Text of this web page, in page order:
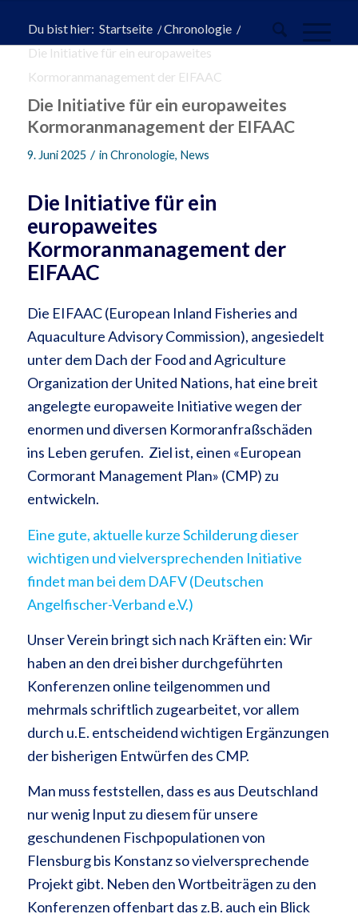
Du bist hier: Startseite /Chronologie /
Die Initiative für ein europaweites
Kormoranmanagement der EIFAAC
Die Initiative für ein europaweites
Kormoranmanagement der EIFAAC
9. Juni 2025 / in Chronologie, News
Die Initiative für ein
europaweites
Kormoranmanagement der
EIFAAC
Die EIFAAC (European Inland Fisheries and
Aquaculture Advisory Commission), angesiedelt
unter dem Dach der Food and Agriculture
Organization der United Nations, hat eine breit
angelegte europaweite Initiative wegen der
enormen und diversen Kormoranfraßschäden
ins Leben gerufen. Ziel ist, einen «European
Cormorant Management Plan» (CMP) zu
entwickeln.
Eine gute, aktuelle kurze Schilderung dieser
wichtigen und vielversprechenden Initiative
findet man bei dem DAFV (Deutschen
Angelfischer-Verband e.V.)
Unser Verein bringt sich nach Kräften ein: Wir
haben an den drei bisher durchgeführten
Konferenzen online teilgenommen und
mehrmals schriftlich zugearbeitet, vor allem
durch u.E. entscheidend wichtigen Ergänzungen
der bisherigen Entwürfen des CMP.
Man muss feststellen, dass es aus Deutschland
nur wenig Input zu diesem für unsere
geschundenen Fischpopulationen von
Flensburg bis Konstanz so vielversprechende
Projekt gibt. Neben den Wortbeiträgen zu den
Konferenzen offenbart das z.B. auch ein Blick